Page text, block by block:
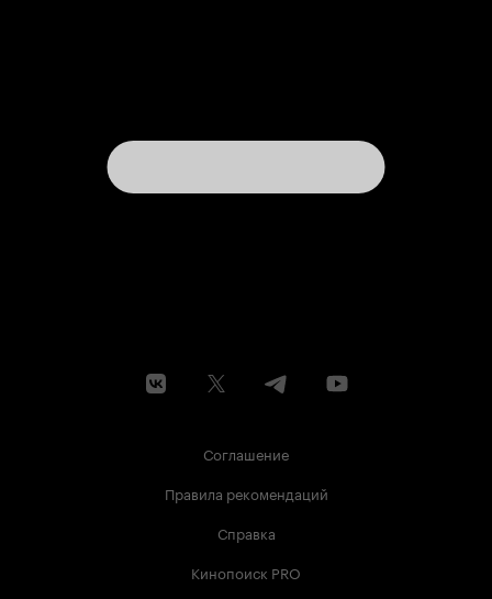
Соглашение
Правила рекомендаций
Справка
Кинопоиск PRO